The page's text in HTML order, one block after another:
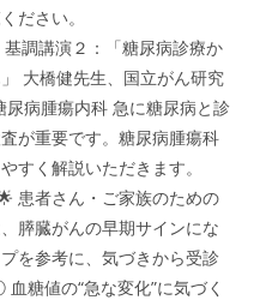
ださい。
調講演２：「糖尿病診療か
大橋健先生、国立がん研究
病腫瘍内科 急に糖尿病と診
が重要です。糖尿病腫瘍科
すく解説いただきます。
患者さん・ご家族のための
膵臓がんの早期サインにな
を参考に、気づきから受診
糖値の“急な変化”に気づく